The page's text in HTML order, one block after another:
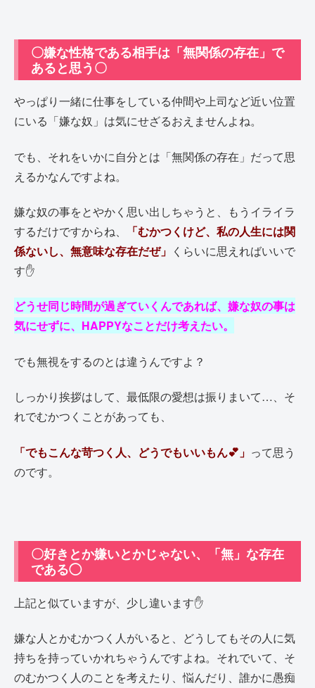
〇嫌な性格である相手は「無関係の存在」で
あると思う〇
やっぱり一緒に仕事をしている仲間や上司など近い位置
にいる「嫌な奴」は気にせざるおえませんよね。
でも、それをいかに自分とは「無関係の存在」だって思
えるかなんですよね。
嫌な奴の事をとやかく思い出しちゃうと、もうイライラ
するだけですからね、
「むかつくけど、私の人生には関
係ないし、無意味な存在だぜ」 くらいに思えればいいで
す✋
どうせ同じ時間が過ぎていくんであれば、嫌な奴の事は
気にせずに、HAPPYなことだけ考えたい。
でも無視をするのとは違うんですよ？
しっかり挨拶はして、最低限の愛想は振りまいて…、そ
れでむかつくことがあっても、
「でもこんな苛つく人、どうでもいいもん💕 」 って思う
のです。
〇好きとか嫌いとかじゃない、「無」な存在
である◯
上記と似ていますが、少し違います✋
嫌な人とかむかつく人がいると、どうしてもその人に気
持ちを持っていかれちゃうんですよね。それでいて、そ
のむかつく人のことを考えたり、悩んだり、誰かに愚痴